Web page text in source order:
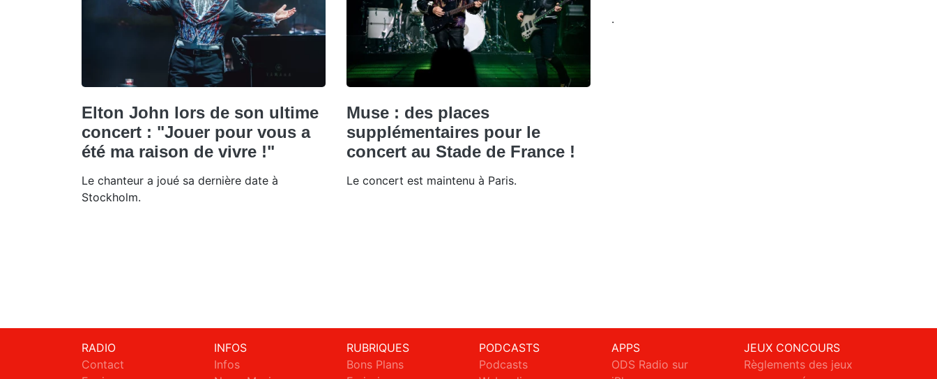
Elton John lors de son ultime
concert : "Jouer pour vous a
été ma raison de vivre !"
Le chanteur a joué sa dernière date à
Stockholm.
Muse : des places
supplémentaires pour le
concert au Stade de France !
Le concert est maintenu à Paris.
.
RADIO
Contact
INFOS
Infos
RUBRIQUES
Bons Plans
PODCASTS
Podcasts
APPS
ODS Radio sur
JEUX CONCOURS
Règlements des jeux